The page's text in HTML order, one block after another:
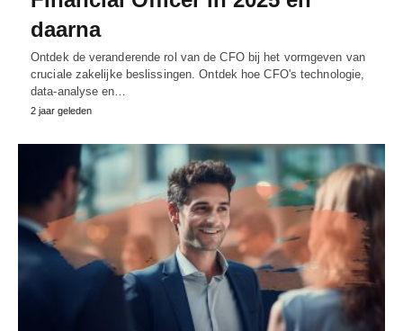
daarna
Ontdek de veranderende rol van de CFO bij het vormgeven van
cruciale zakelijke beslissingen. Ontdek hoe CFO's technologie,
data-analyse en…
2 jaar geleden